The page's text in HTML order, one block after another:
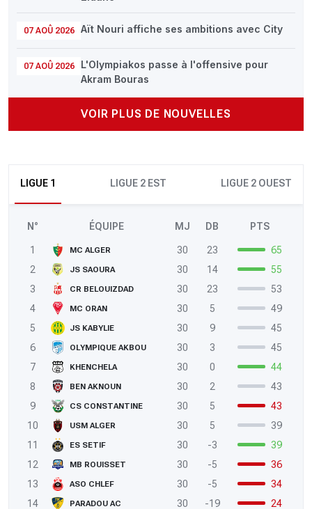
07 AOÛ 2026 Aït Nouri affiche ses ambitions avec City
07 AOÛ 2026
L'Olympiakos passe à l'offensive pour
Akram Bouras
VOIR PLUS DE NOUVELLES
LIGUE 1 LIGUE 2 EST LIGUE 2 OUEST
N° ÉQUIPE MJ DB PTS
1 MC ALGER 30 23
65
2
JS SAOURA 30 14
55
3
CR BELOUIZDAD 30 23
53
4
MC ORAN 30 5
49
5
JS KABYLIE 30 9
45
6
OLYMPIQUE AKBOU 30 3
45
7
KHENCHELA 30 0
44
8
BEN AKNOUN 30 2
43
9
CS CONSTANTINE 30 5
43
10
USM ALGER 30 5
39
11
ES SETIF 30 -3
39
12
MB ROUISSET 30 -5
36
13
ASO CHLEF 30 -5
34
14
PARADOU AC 30 -19
24